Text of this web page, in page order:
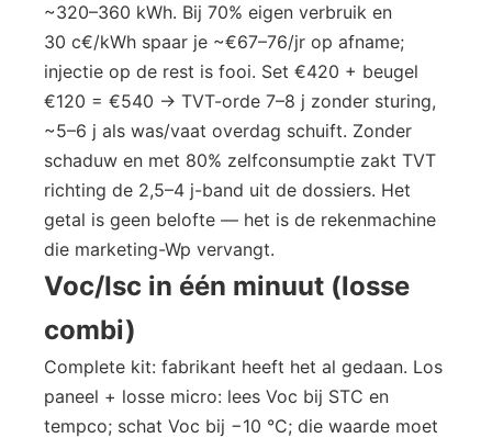
~320–360 kWh. Bij 70% eigen verbruik en
30 c€/kWh spaar je ~€67–76/jr op afname;
injectie op de rest is fooi. Set €420 + beugel
€120 = €540 → TVT-orde 7–8 j zonder sturing,
~5–6 j als was/vaat overdag schuift. Zonder
schaduw en met 80% zelfconsumptie zakt TVT
richting de 2,5–4 j-band uit de dossiers. Het
getal is geen belofte — het is de rekenmachine
die marketing-Wp vervangt.
Voc/Isc in één minuut (losse
combi)
Complete kit: fabrikant heeft het al gedaan. Los
paneel + losse micro: lees Voc bij STC en
tempco; schat Voc bij −10 °C; die waarde moet